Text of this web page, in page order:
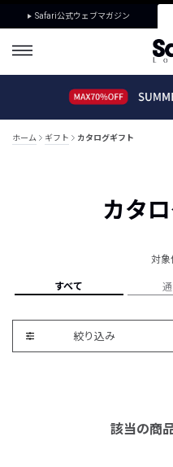
Safari公式ウェブマガジン
ホーム ギフト カタログギフト
カタ
対象
すべて
絞り込み
該当の商